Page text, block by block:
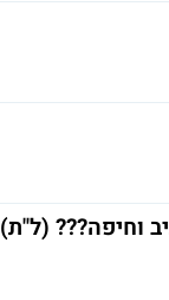
וחיפה??? (ל"ת)